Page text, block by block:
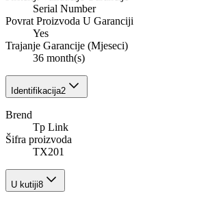
Serial Number
Povrat Proizvoda U Garanciji
Yes
Trajanje Garancije (Mjeseci)
36 month(s)
Identifikacija2
Brend
Tp Link
Šifra proizvoda
TX201
U kutiji8